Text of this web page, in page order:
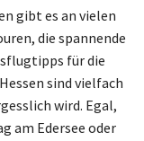
gibt es an vielen
die spannende
für die
sind vielfach
wird. Egal,
am Edersee oder